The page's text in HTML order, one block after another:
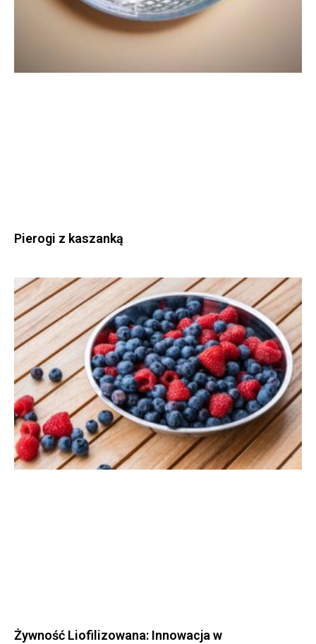
Pierogi z kaszanką
Żywność Liofilizowana: Innowacja w